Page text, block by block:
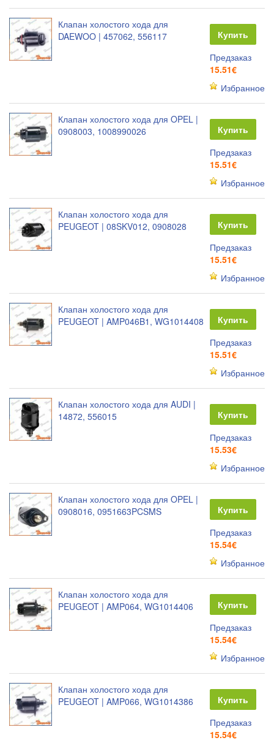
Клапан холостого хода для
DAEWOO | 457062, 556117
Купить
Предзаказ
15.51€
Избранное
Клапан холостого хода для OPEL |
0908003, 1008990026
Купить
Предзаказ
15.51€
Избранное
Клапан холостого хода для
PEUGEOT | 08SKV012, 0908028
Купить
Предзаказ
15.51€
Избранное
Клапан холостого хода для
PEUGEOT | AMP046B1, WG1014408
Купить
Предзаказ
15.51€
Избранное
Клапан холостого хода для AUDI |
14872, 556015
Купить
Предзаказ
15.53€
Избранное
Клапан холостого хода для OPEL |
0908016, 0951663PCSMS
Купить
Предзаказ
15.54€
Избранное
Клапан холостого хода для
PEUGEOT | AMP064, WG1014406
Купить
Предзаказ
15.54€
Избранное
Клапан холостого хода для
PEUGEOT | AMP066, WG1014386
Купить
Предзаказ
15.54€